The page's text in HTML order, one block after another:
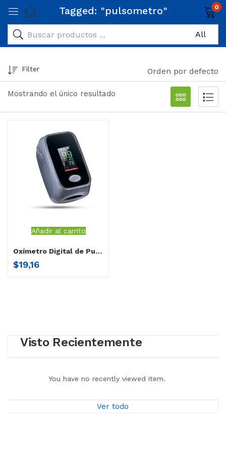
Tagged: "pulsometro" 0
Mostrando el único resultado
Filter Orden por defecto
Añadir al carrito
Oxímetro Digital de Pulso
$19,16
Visto Recientemente
You have no recently viewed item.
Ver todo